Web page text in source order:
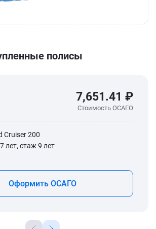
полисы
7,651.41 ₽
Стоимость ОСАГО
Cruiser 200
лет, стаж 9 лет
Оформить ОСАГО